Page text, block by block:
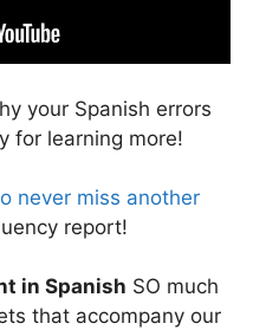
your Spanish errors
for learning more!
never miss another
report!
in Spanish SO much
that accompany our